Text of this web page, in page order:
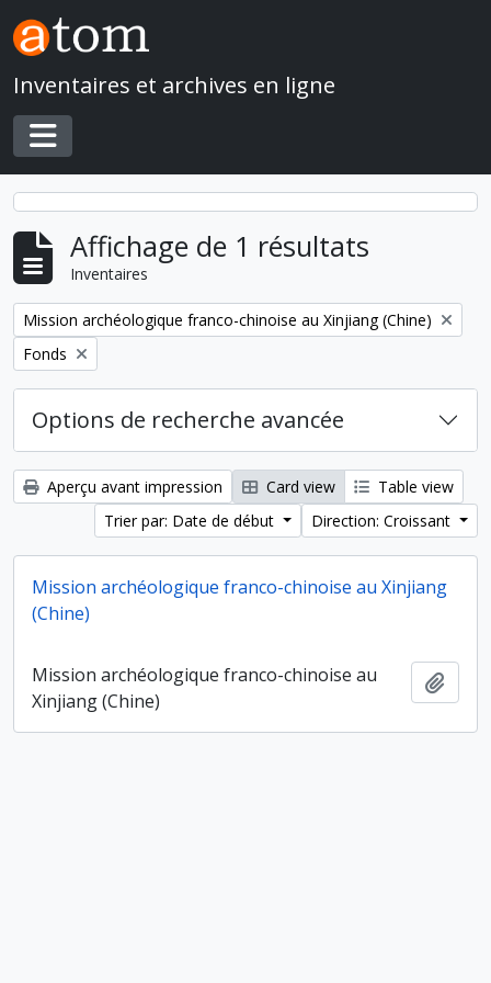
Skip to main content
Inventaires et archives en ligne
Toggle navigation
Affichage de 1 résultats
Inventaires
Remove filter:
Mission archéologique franco-chinoise au Xinjiang (Chine)
Remove filter:
Fonds
Options de recherche avancée
Aperçu avant impression Card view
Table view
Trier par: Date de début
Direction: Croissant
Mission archéologique franco-chinoise au Xinjiang
(Chine)
Mission archéologique franco-chinoise au
Xinjiang (Chine)